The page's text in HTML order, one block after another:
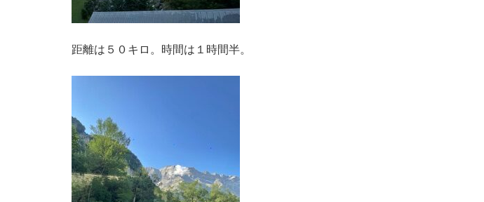
距離は５０キロ。時間は１時間半。